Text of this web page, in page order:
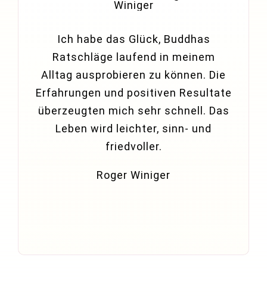
Ich habe das Glück, Buddhas
Ratschläge laufend in meinem
Alltag ausprobieren zu können. Die
Erfahrungen und positiven Resultate
überzeugten mich sehr schnell. Das
Leben wird leichter, sinn- und
friedvoller.
Roger Winiger